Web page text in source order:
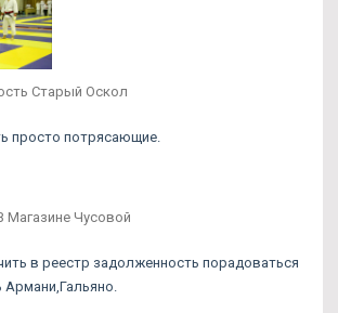
Старый Оскол
просто потрясающие.
Магазине Чусовой
в реестр задолженность порадоваться
Армани,Гальяно.